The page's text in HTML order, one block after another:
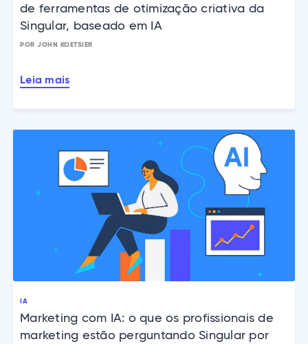
de ferramentas de otimização criativa da
Singular, baseado em IA
POR JOHN KOETSIER
Leia mais
IA
Marketing com IA: o que os profissionais de
marketing estão perguntando Singular por